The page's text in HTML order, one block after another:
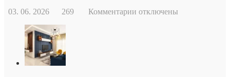
03. 06. 2026
269 Комментарии котключены